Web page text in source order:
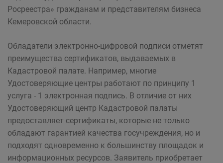
Росреестра» гражданам и представителям бизнеса
Кемеровской области.
Обладатели электронно-цифровой подписи отметят
преимущества сертификатов, выдаваемых в
Кадастровой палате. Например, многие
Удостоверяющие центры работают по принципу 1
услуга - 1 электронная подпись. В отличие от них
Удостоверяющий центр Кадастровой палаты
предоставляет сертификаты, которые не только
обладают гарантией качества госучреждения, но и
подходят одновременно к большинству площадок и
информационных ресурсов. Заявитель приобретает